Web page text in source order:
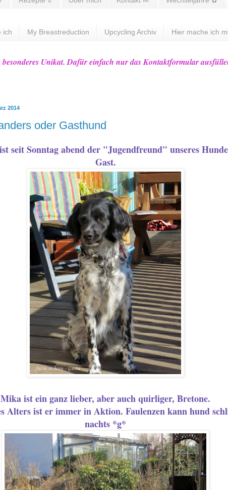
ich My Breastreduction Upcycling Archiv Hier mache ich
Unikat. Dafür einfach nur das Kontaktformular
2014
oder Gasthund
seit Sonntag abend der "Jugendfreund" unseres
Gast.
Mika ist ein ganz lieber, aber auch quirliger, Bretone.
Alters ist er immer in Aktion. Faulenzen kann hund
nachts *g*